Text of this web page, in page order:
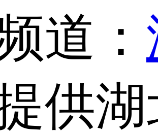
道：
供湖